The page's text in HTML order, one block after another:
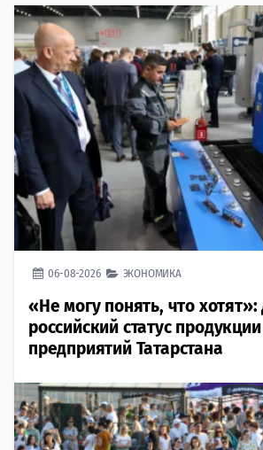
06-08-2026 ЭКОНОМИКА
«Не могу понять, что хотят»:
российский статус
предприятий Татарстана